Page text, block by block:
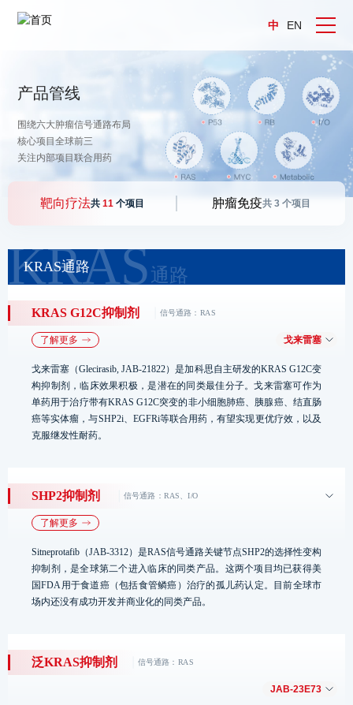
中 EN
产品管线
围绕六大肿瘤信号通路布局
核心项目全球前三
关注内部项目联合用药
靶向疗法共 11 个项目 肿瘤免疫共 3个项目
KRAS通路
KRAS G12C抑制剂 信号通路：RAS
了解更多 戈来雷塞
戈来雷塞（Glecirasib, JAB-21822）是加科思自主研发的KRAS G12C变
构抑制剂，临床效果积极，是潜在的同类最佳分子。戈来雷塞可作为
单药用于治疗带有KRAS G12C突变的非小细胞肺癌、胰腺癌、结直肠
癌等实体瘤，与SHP2i、EGFRi等联合用药，有望实现更优疗效，以及
克服继发性耐药。
中国试验 全球试验
单药疗法
二线非小细胞
肺癌
腺癌及多瘤种
SHP2抑制剂 信号通路：RAS、I/O
了解更多
Sitneprotafib（JAB-3312）​是RAS信号通路关键节点SHP2的选择性变构
抑制剂，是全球第二个进入临床的同类产品。这两个项目均已获得美
国FDA用于食道癌（包括食管鳞癌）治疗的孤儿药认定。目前全球市
场内还没有成功开发并商业化的同类产品。
中国试验
泛KRAS抑制剂 信号通路：RAS
JAB-23E73